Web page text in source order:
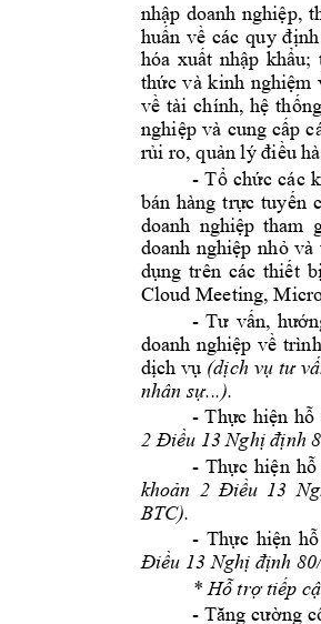
nhập doanh nghiệp,
huấn về các quy định
hóa xuất nhập khẩu;
thức và kinh nghiệm
về tài chính, hệ thống
nghiệp và cung cấp
rủi ro, quản lý điều
- Tổ chức các
bán hàng trực tuyến
doanh nghiệp tham
doanh nghiệp nhỏ và
dụng trên các thiết
Cloud Meeting,
- Tư vấn,
doanh nghiệp về trình
dịch vụ (dịch vụ tư
nhân sự...).
- Thực hiện hỗ
2 Điều 13 Nghị định
- Thực hiện hỗ
khoản 2 Điều 13
BTC).
- Thực hiện hỗ
Điều 13 Nghị định
* Hỗ trợ tiếp
- Tăng cường